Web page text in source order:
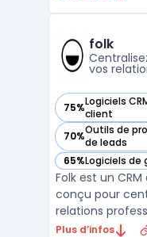
signatures
avec suivi ...
folk
vos
75%Logiciels
client
— voir folk dans
70%Outils de
de leads
— voir folk dans
65%Logiciels de
— voir folk dans
Folk est un
conçu pour
relations
interface.
Plus d’infos